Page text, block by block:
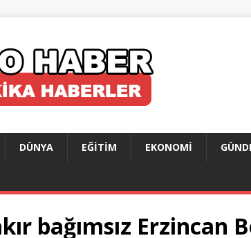
DÜNYA EĞITIM EKONOMI
bağımsız Erzincan